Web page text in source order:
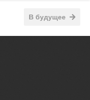
В будущее